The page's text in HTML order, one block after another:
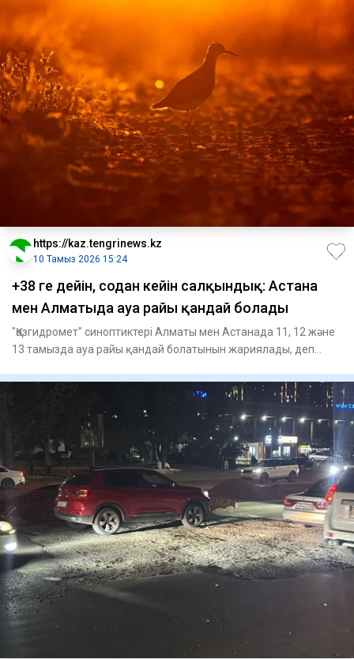
https://kaz.tengrinews.kz
10 Тамыз 2026 15:24
+38 ге дейін, содан кейін салқындық: Астана
мен Алматыда ауа райы қандай болады
"Қазгидромет" синоптиктері Алматы мен Астанада 11, 12 және
13 тамызда ауа райы қандай болатынын жариялады, деп